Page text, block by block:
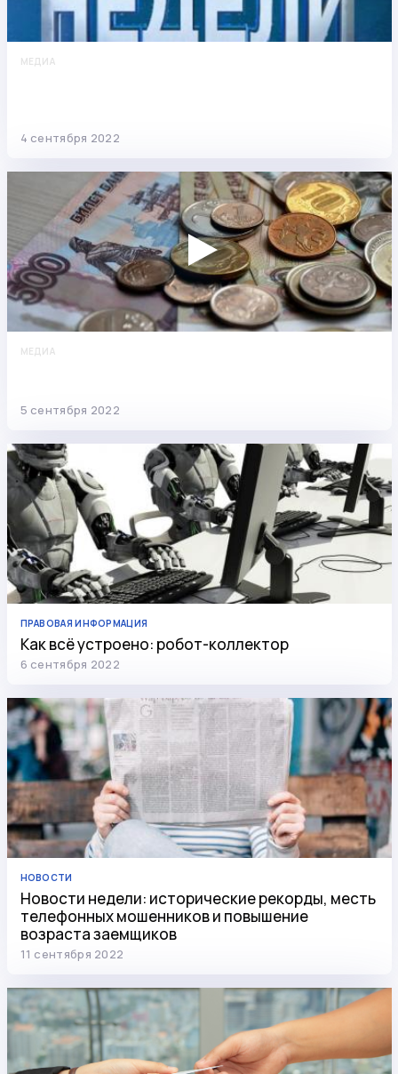
МЕДИА
4 сентября 2022
МЕДИА
5 сентября 2022
ПРАВОВАЯ ИНФОРМАЦИЯ
Как всё устроено: робот-коллектор
6 сентября 2022
НОВОСТИ
Новости недели: исторические рекорды, месть
телефонных мошенников и повышение
возраста заемщиков
11 сентября 2022